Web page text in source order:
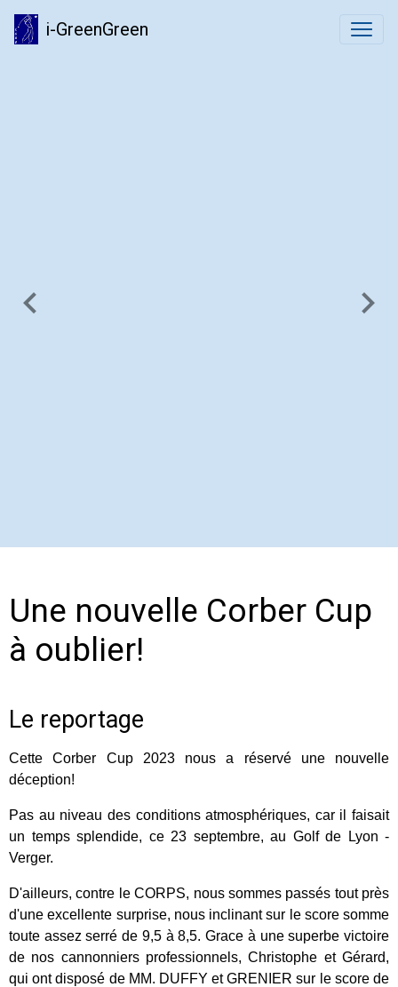
i-GreenGreen
Une nouvelle Corber Cup
à oublier!
Le reportage
Cette Corber Cup 2023 nous a réservé une nouvelle
déception!
Pas au niveau des conditions atmosphériques, car il faisait
un temps splendide, ce 23 septembre, au Golf de Lyon -
Verger.
D'ailleurs, contre le CORPS, nous sommes passés tout près
d'une excellente surprise, nous inclinant sur le score somme
toute assez serré de 9,5 à 8,5. Grace à une superbe victoire
de nos cannonniers professionnels, Christophe et Gérard,
qui ont disposé de MM. DUFFY et GRENIER sur le score de